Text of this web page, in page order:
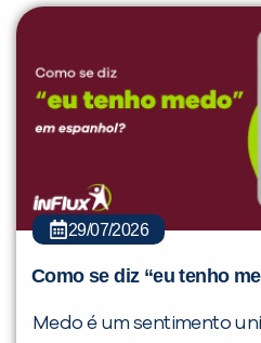
29/07/2026
Como se diz “eu tenho
Medo é um sentimento